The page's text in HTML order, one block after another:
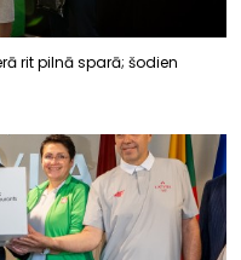
rit pilnā sparā; šodien